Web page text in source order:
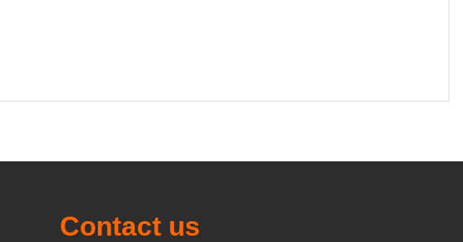
Contact us